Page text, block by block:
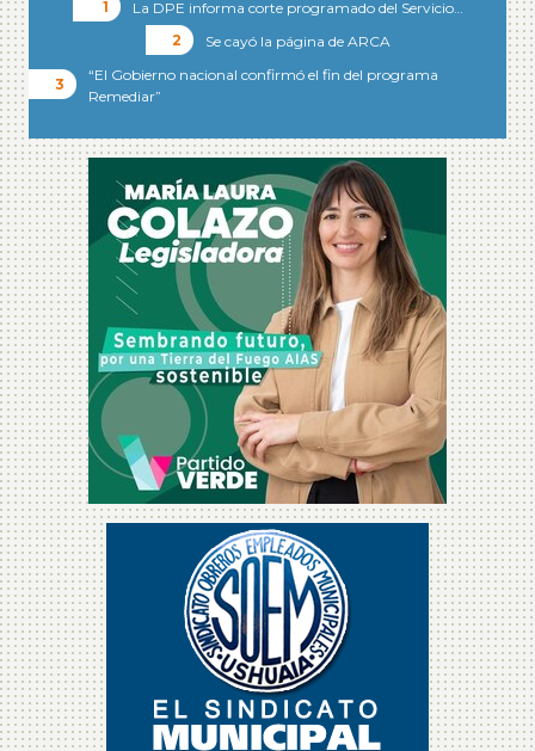
La DPE informa corte programado del Servicio…
Se cayó la página de ARCA
“El Gobierno nacional confirmó el fin del programa
Remediar”